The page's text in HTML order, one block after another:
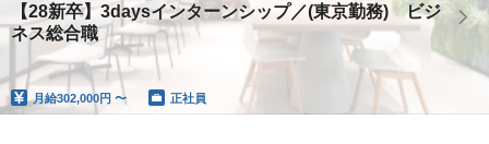
【28新卒】3daysインターンシップ／(東京勤務) ビジ
ネス総合職
月給302,000円 〜 正社員